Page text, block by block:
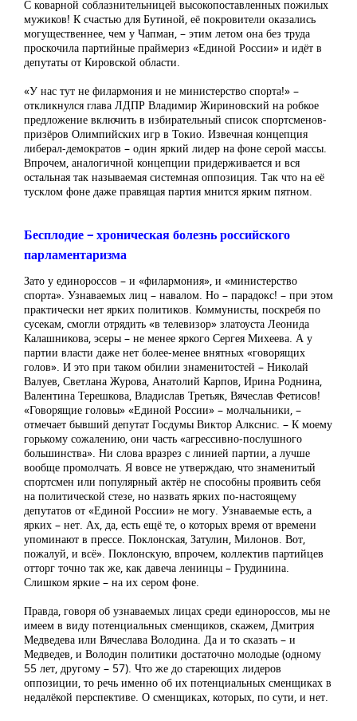
С коварной соблазнительницей высокопоставленных пожилых
мужиков! К счастью для Бутиной, её покровители оказались
могущественнее, чем у Чапман, – этим летом она без труда
проскочила партийные праймериз «Единой России» и идёт в
депутаты от Кировской области.
«У нас тут не филармония и не министерство спорта!» –
откликнулся глава ЛДПР Владимир Жириновский на робкое
предложение включить в избирательный список спортсменов-
призёров Олимпийских игр в Токио. Извечная концепция
либерал-демократов – один яркий лидер на фоне серой массы.
Впрочем, аналогичной концепции придерживается и вся
остальная так называемая системная оппозиция. Так что на её
тусклом фоне даже правящая партия мнится ярким пятном.
Бесплодие – хроническая болезнь российского
парламентаризма
Зато у единороссов – и «филармония», и «министерство
спорта». Узнаваемых лиц – навалом. Но – парадокс! – при этом
практически нет ярких политиков. Коммунисты, поскребя по
сусекам, смогли отрядить «в телевизор» златоуста Леонида
Калашникова, эсеры – не менее яркого Сергея Михеева. А у
партии власти даже нет более-менее внятных «говорящих
голов». И это при таком обилии знаменитостей – Николай
Валуев, Светлана Журова, Анатолий Карпов, Ирина Роднина,
Валентина Терешкова, Владислав Третьяк, Вячеслав Фетисов!
«Говорящие головы» «Единой России» – молчальники, –
отмечает бывший депутат Госдумы Виктор Алкснис. – К моему
горькому сожалению, они часть «агрессивно-послушного
большинства». Ни слова вразрез с линией партии, а лучше
вообще промолчать. Я вовсе не утверждаю, что знаменитый
спортсмен или популярный актёр не способны проявить себя
на политической стезе, но назвать ярких по-настоящему
депутатов от «Единой России» не могу. Узнаваемые есть, а
ярких – нет. Ах, да, есть ещё те, о которых время от времени
упоминают в прессе. Поклонская, Затулин, Милонов. Вот,
пожалуй, и всё». Поклонскую, впрочем, коллектив партийцев
отторг точно так же, как давеча ленинцы – Грудинина.
Слишком яркие – на их сером фоне.
Правда, говоря об узнаваемых лицах среди единороссов, мы не
имеем в виду потенциальных сменщиков, скажем, Дмитрия
Медведева или Вячеслава Володина. Да и то сказать – и
Медведев, и Володин политики достаточно молодые (одному
55 лет, другому – 57). Что же до стареющих лидеров
оппозиции, то речь именно об их потенциальных сменщиках в
недалёкой перспективе. О сменщиках, которых, по сути, и нет.